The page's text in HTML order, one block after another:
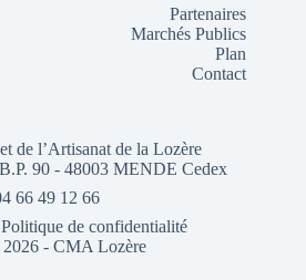
Partenaires
Marchés Publics
Plan
Contact
de l’Artisanat de la Lozère
90 - 48003 MENDE Cedex
66 49 12 66
Politique de confidentialité
- CMA Lozère